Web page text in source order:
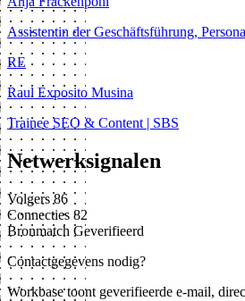
Assistentin der Geschäftsführung,
RE
Raul Exposito Musina
Trainee SEO & Content | SBS
Netwerksignalen
Volgers 86
Connecties 82
Bronmatch Geverifieerd
Contactgegevens nodig?
Workbase toont geverifieerde e-mail,